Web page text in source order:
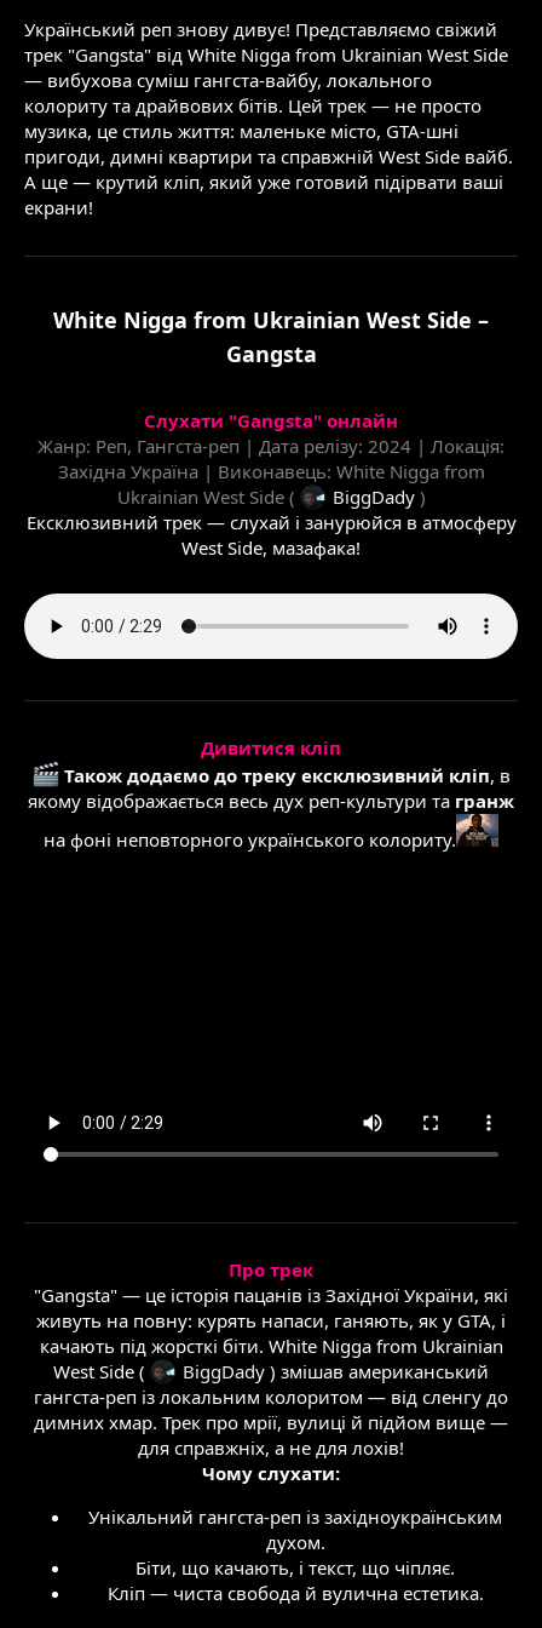
Український реп знову дивує! Представляємо свіжий
трек "Gangsta" від White Nigga from Ukrainian West Side
— вибухова суміш гангста-вайбу, локального
колориту та драйвових бітів. Цей трек — не просто
музика, це стиль життя: маленьке місто, GTA-шні
пригоди, димні квартири та справжній West Side вайб.
А ще — крутий кліп, який уже готовий підірвати ваші
екрани!
White Nigga from Ukrainian West Side –
Gangsta
Слухати "Gangsta" онлайн
Жанр: Реп, Гангста-реп | Дата релізу: 2024 | Локація:
Західна Україна | Виконавець: White Nigga from
Ukrainian West Side (
BiggDady )
Ексклюзивний трек — слухай і занурюйся в атмосферу
West Side, мазафака!
Дивитися кліп
Також додаємо до треку ексклюзивний кліп, в
якому відображається весь дух реп-культури та гранж
на фоні неповторного українського колориту.
Про трек
"Gangsta" — це історія пацанів із Західної України, які
живуть на повну: курять напаси, ганяють, як у GTA, і
качають під жорсткі біти. White Nigga from Ukrainian
West Side (
BiggDady ) змішав американський
гангста-реп із локальним колоритом — від сленгу до
димних хмар. Трек про мрії, вулиці й підйом вище —
для справжніх, а не для лохів!
Чому слухати:
Унікальний гангста-реп із західноукраїнським
духом.
Біти, що качають, і текст, що чіпляє.
Кліп — чиста свобода й вулична естетика.